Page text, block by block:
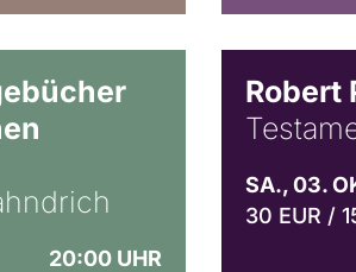
20:00 UHR
Robert
SA., 03.
30 EUR /